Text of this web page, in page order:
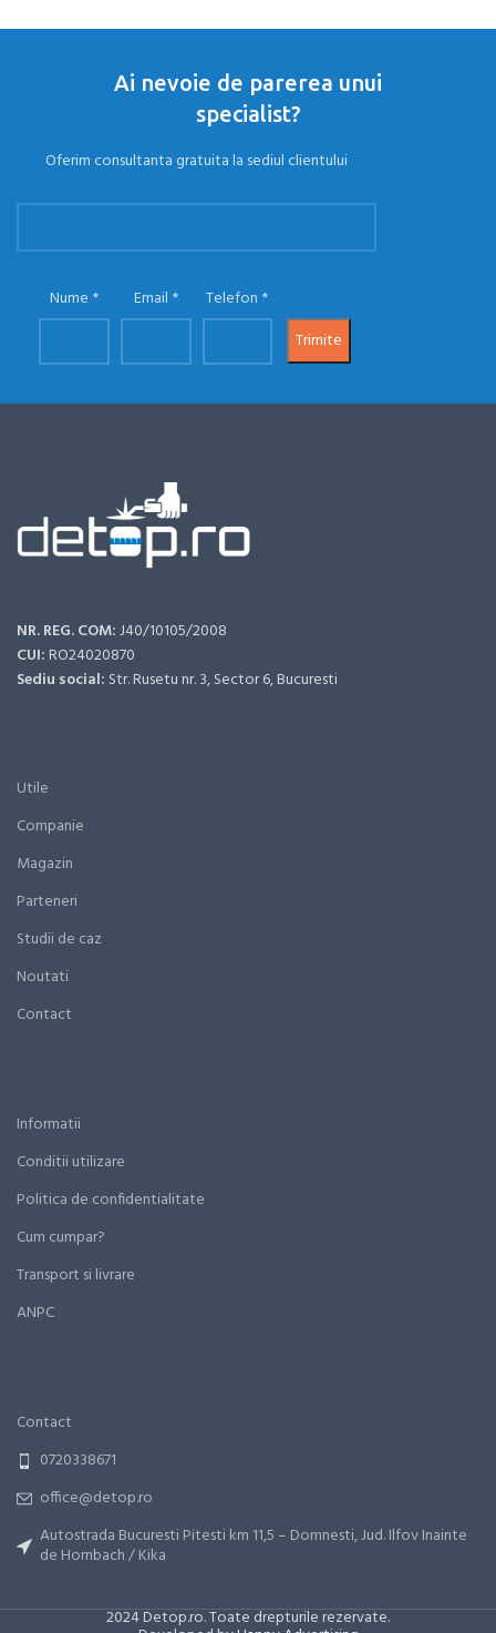
Ai nevoie de parerea unui
specialist?
Oferim consultanta gratuita la sediul clientului
Nume Email Telefon
NR. REG. COM:J40/10105/2008
CUI:RO24020870
Sediu social: Str. Rusetu nr. 3, Sector 6, Bucuresti
Utile
Companie
Magazin
Parteneri
Studii de caz
Noutati
Contact
Informatii
Conditii utilizare
Politica de confidentialitate
Cum cumpar?
Transport si livrare
ANPC
Contact
0720338671
office@detop.ro
Autostrada Bucuresti Pitesti km 11,5 – Domnesti, Jud. Ilfov Inainte
de Hornbach / Kika
2024 Detop.ro. Toate drepturile rezervate.